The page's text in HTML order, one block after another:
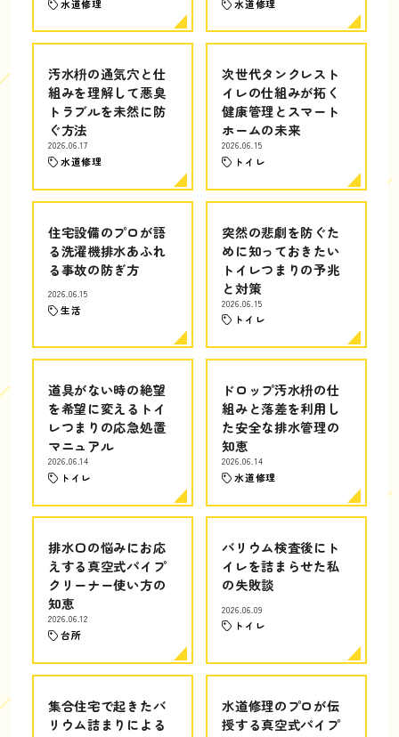
水道修理 水道修理
汚水枡の通気穴と仕
組みを理解して悪臭
トラブルを未然に防
ぐ方法
2026.06.17
水道修理
次世代タンクレスト
イレの仕組みが拓く
健康管理とスマート
ホームの未来
2026.06.15
トイレ
住宅設備のプロが語
る洗濯機排水あふれ
る事故の防ぎ方
2026.06.15
生活
突然の悲劇を防ぐた
めに知っておきたい
トイレつまりの予兆
と対策
2026.06.15
トイレ
道具がない時の絶望
を希望に変えるトイ
レつまりの応急処置
マニュアル
2026.06.14
トイレ
ドロップ汚水枡の仕
組みと落差を利用し
た安全な排水管理の
知恵
2026.06.14
水道修理
排水口の悩みにお応
えする真空式パイプ
クリーナー使い方の
知恵
2026.06.12
台所
バリウム検査後にト
イレを詰まらせた私
の失敗談
2026.06.09
トイレ
集合住宅で起きたバ
リウム詰まりによる
水道修理のプロが伝
授する真空式パイプ